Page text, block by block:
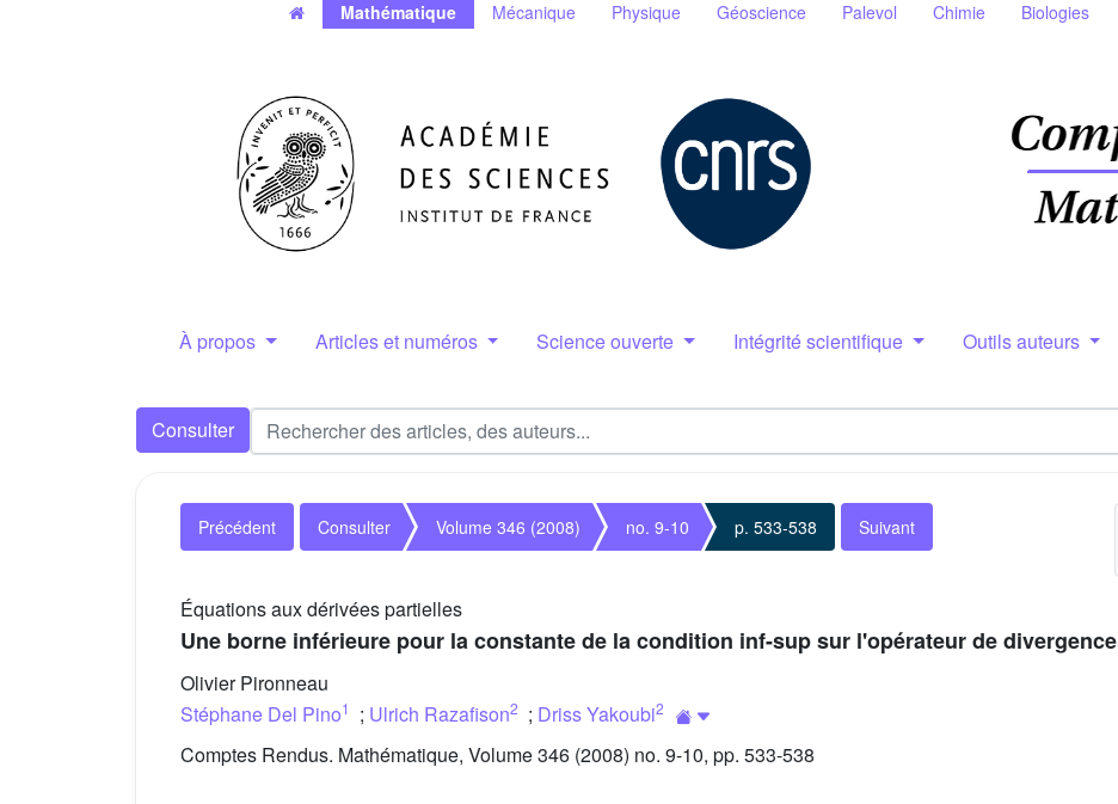
Mathématique Mécanique Physique Géoscience Palevol Chimie Biologies
À propos Articles et numéros Science ouverte Intégrité scientifique Outils auteurs
Consulter
Précédent Consulter Volume 346 (2008) no. 9-10 p. 533-538 Suivant
Équations aux dérivées partielles
Une borne inférieure pour la constante de la condition inf-sup sur l'opérateur de divergence
Olivier Pironneau
Stéphane Del Pino1 ; Ulrich Razafison2 ; Driss Yakoubi2
Comptes Rendus. Mathématique, Volume 346 (2008) no. 9-10, pp. 533-538